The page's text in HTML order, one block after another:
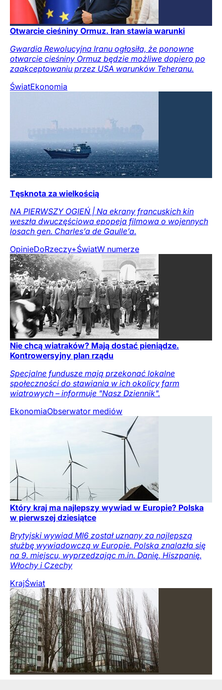
Otwarcie cieśniny Ormuz. Iran stawia warunki
Gwardia Rewolucyjna Iranu ogłosiła, że ponowne
otwarcie cieśniny Ormuz będzie możliwe dopiero po
zaakceptowaniu przez USA warunków Teheranu.
ŚwiatEkonomia
Tęsknota za wielkością
NA PIERWSZY OGIEŃ | Na ekrany francuskich kin
weszła dwuczęściowa epopeja filmowa o wojennych
losach gen. Charles’a de Gaulle’a.
OpinieDoRzeczy+ŚwiatW numerze
Nie chcą wiatraków? Mają dostać pieniądze.
Kontrowersyjny plan rządu
Specjalne fundusze mają przekonać lokalne
społeczności do stawiania w ich okolicy farm
wiatrowych – informuje "Nasz Dziennik".
EkonomiaObserwator mediów
Który kraj ma najlepszy wywiad w Europie? Polska
w pierwszej dziesiątce
Brytyjski wywiad MI6 został uznany za najlepszą
służbę wywiadowczą w Europie. Polska znalazła się
na 9. miejscu, wyprzedzając m.in. Danię, Hiszpanię,
Włochy i Czechy
KrajŚwiat